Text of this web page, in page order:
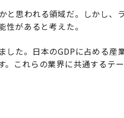
と思われる領域だ。しかし、ラ
があると考えた。
した。日本のGDPに占める産
。これらの業界に共通するテー